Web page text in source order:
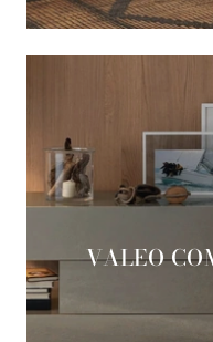
VALEO